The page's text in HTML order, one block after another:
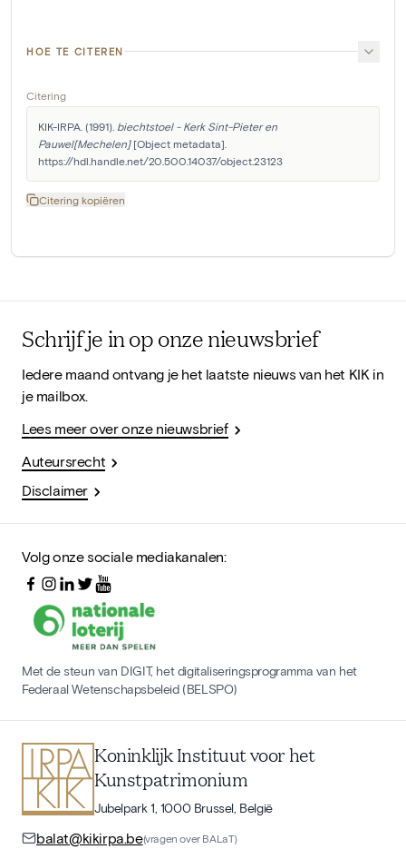
HOE TE CITEREN
Citering
KIK-IRPA. (1991). biechtstoel - Kerk Sint-Pieter en
Pauwel[Mechelen] [Object metadata].
https://hdl.handle.net/20.500.14037/object.23123
Citering kopiëren
Schrijf je in op onze nieuwsbrief
Iedere maand ontvang je het laatste nieuws van het KIK in
je mailbox.
Lees meer over onze nieuwsbrief
Auteursrecht
Disclaimer
Volg onze sociale mediakanalen:
Met de steun van DIGIT, het digitaliseringsprogramma van het
Federaal Wetenschapsbeleid (BELSPO)
Koninklijk Instituut voor het
Kunstpatrimonium
Jubelpark 1, 1000 Brussel, België
balat@kikirpa.be(vragen over BALaT)